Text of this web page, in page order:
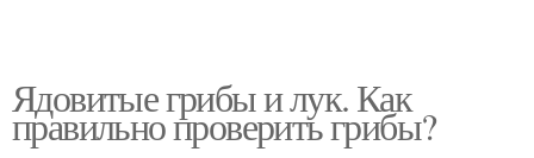
Ядовитые грибы и лук. Как
правильно проверить грибы?